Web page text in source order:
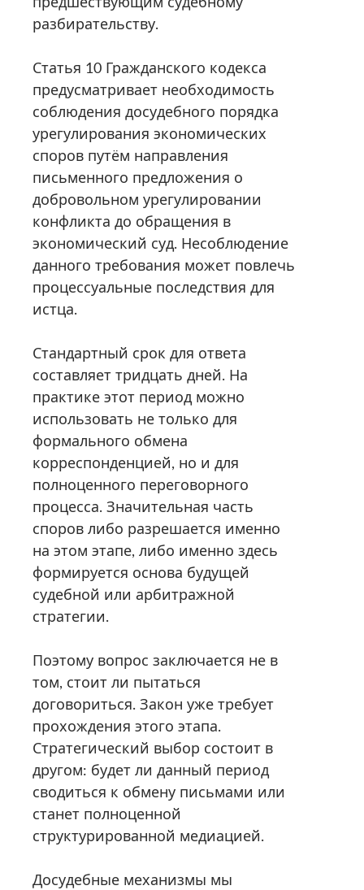
разбирательству.
Статья 10 Гражданского кодекса
предусматривает необходимость
соблюдения досудебного порядка
урегулирования экономических
споров путём направления
письменного предложения о
добровольном урегулировании
конфликта до обращения в
экономический суд. Несоблюдение
данного требования может повлечь
процессуальные последствия для
истца.
Стандартный срок для ответа
составляет тридцать дней. На
практике этот период можно
использовать не только для
формального обмена
корреспонденцией, но и для
полноценного переговорного
процесса. Значительная часть
споров либо разрешается именно
на этом этапе, либо именно здесь
формируется основа будущей
судебной или арбитражной
стратегии.
Поэтому вопрос заключается не в
том, стоит ли пытаться
договориться. Закон уже требует
прохождения этого этапа.
Стратегический выбор состоит в
другом: будет ли данный период
сводиться к обмену письмами или
станет полноценной
структурированной медиацией.
Досудебные механизмы мы